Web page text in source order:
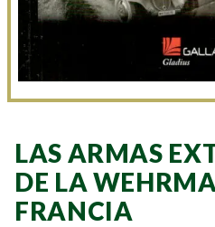
LAS ARMAS
DE LA
FRANCIA